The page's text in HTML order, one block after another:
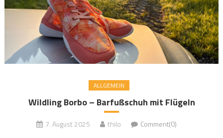
ALLGEMEIN
Wildling Borbo – Barfußschuh mit Flügeln
7. August 2025 thilo Comment(0)